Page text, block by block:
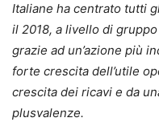
Italiane ha centrato tutti
il 2018, a livello di
grazie ad un’azione più
forte crescita dell’utile
crescita dei ricavi e da
plusvalenze.